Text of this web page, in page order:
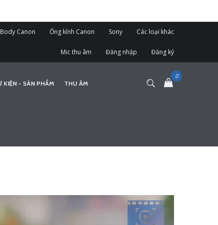
Body Canon Ống kính Canon Sony Các loại khác
Mic thu âm Đăng nhập Đăng ký
KIỆN - SẢN PHẨM THU ÂM